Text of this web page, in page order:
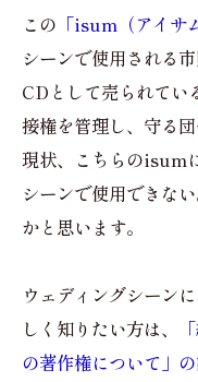
この 「isum（アイサ
シーンで使用される
CDとして売られてい
接権を管理し、守る団
現状、こちらのisum
シーンで使用できな
かと思います。
ウェディングシーン
しく知りたい方は、
の著作権について」